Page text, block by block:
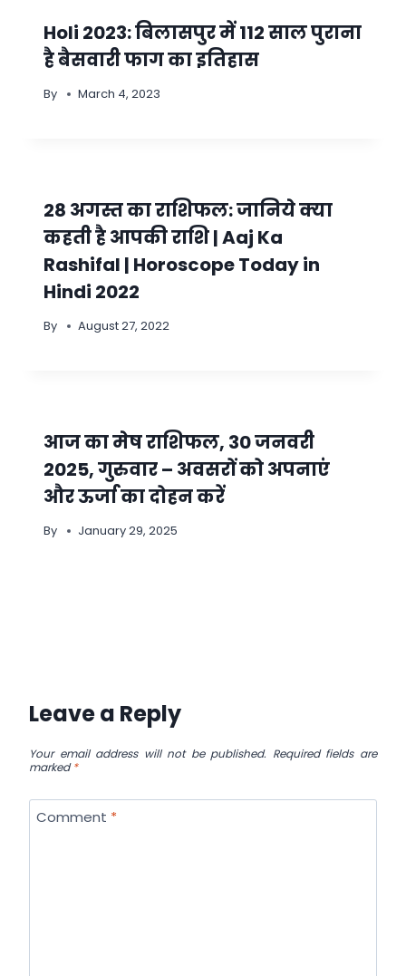
Holi 2023: बिलासपुर में 112 साल पुराना
है बैसवारी फाग का इतिहास
By March 4, 2023
28 अगस्त का राशिफल: जानिये क्या
कहती है आपकी राशि | Aaj Ka
Rashifal | Horoscope Today in
Hindi 2022
By August 27, 2022
आज का मेष राशिफल, 30 जनवरी
2025, गुरुवार – अवसरों को अपनाएं
और ऊर्जा का दोहन करें
By January 29, 2025
Leave a Reply
Your email address will not be published. Required fields are
marked*
Comment *